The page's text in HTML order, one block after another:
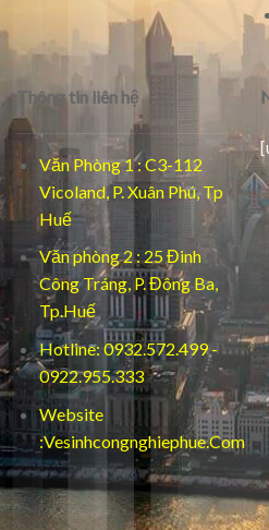
Thông tin liên hệ
Văn Phòng 1 : C3-112
Vicoland, P. Xuân Phú, Tp
Huế
Văn phòng 2 : 25 Đinh
Công Tráng, P. Đông Ba,
Tp.Huế
Hotline: 0932.572.499 -
0922.955.333
Website
:Vesinhcongnghiephue.Com